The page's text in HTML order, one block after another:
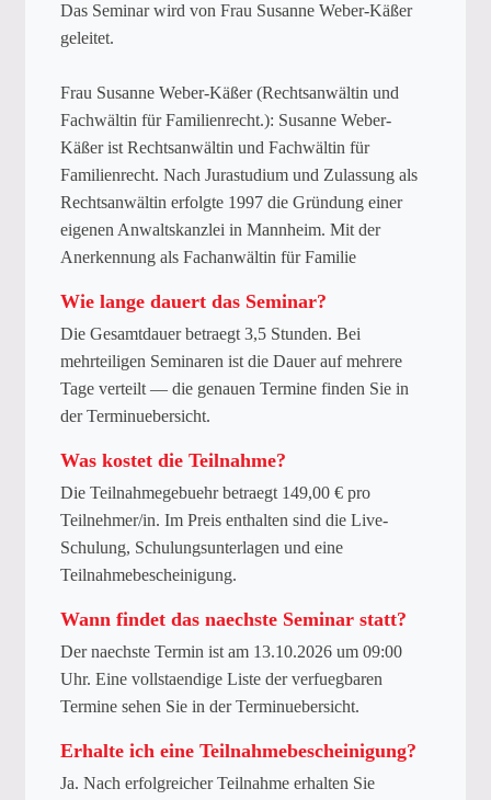
Das Seminar wird von Frau Susanne Weber-Käßer
geleitet.
Frau Susanne Weber-Käßer (Rechtsanwältin und
Fachwältin für Familienrecht.): Susanne Weber-
Käßer ist Rechtsanwältin und Fachwältin für
Familienrecht. Nach Jurastudium und Zulassung als
Rechtsanwältin erfolgte 1997 die Gründung einer
eigenen Anwaltskanzlei in Mannheim. Mit der
Anerkennung als Fachanwältin für Familie
Wie lange dauert das Seminar?
Die Gesamtdauer betraegt 3,5 Stunden. Bei
mehrteiligen Seminaren ist die Dauer auf mehrere
Tage verteilt — die genauen Termine finden Sie in
der Terminuebersicht.
Was kostet die Teilnahme?
Die Teilnahmegebuehr betraegt 149,00 € pro
Teilnehmer/in. Im Preis enthalten sind die Live-
Schulung, Schulungsunterlagen und eine
Teilnahmebescheinigung.
Wann findet das naechste Seminar statt?
Der naechste Termin ist am 13.10.2026 um 09:00
Uhr. Eine vollstaendige Liste der verfuegbaren
Termine sehen Sie in der Terminuebersicht.
Erhalte ich eine Teilnahmebescheinigung?
Ja. Nach erfolgreicher Teilnahme erhalten Sie